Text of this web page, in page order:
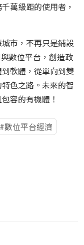
萬級距的使用者，
市，不再只是鋪設
數位平台，創造政
軟體，從單向到雙
色之路。未來的智
容的有機體！
數位平台經濟